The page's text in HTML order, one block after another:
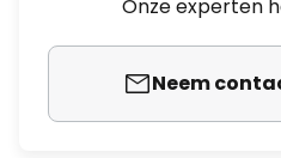
Onze experten
Neem